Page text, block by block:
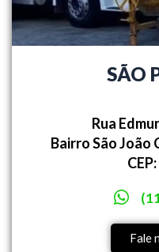
SÃO
Rua
Bairro São João
Fale